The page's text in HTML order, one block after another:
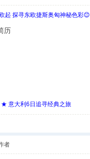
起 探寻东欧捷斯奥匈神秘色彩😊
历
意大利6日追寻经典之旅
者